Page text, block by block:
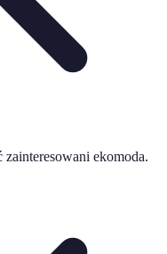
ekomoda.